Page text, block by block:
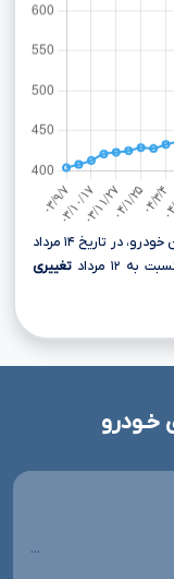
۱۲ مرداد
تغییری
خـودرو
...